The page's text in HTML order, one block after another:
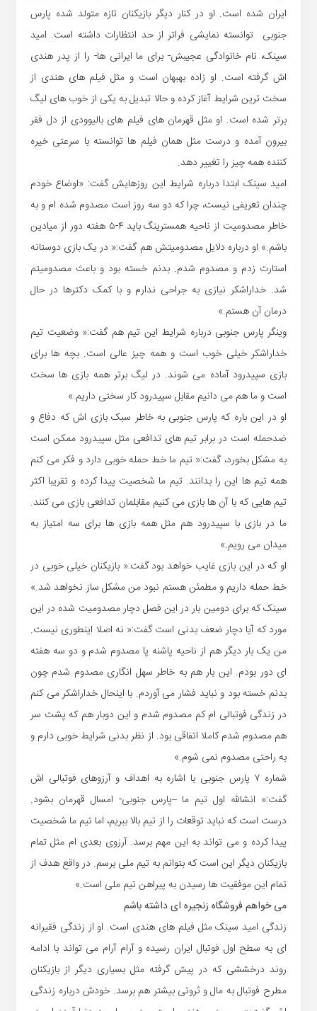
ایران شده است. او در کنار دیگر بازیکنان تازه متولد شده پارس
جنوبی توانسته نمایشی فراتر از حد انتظارات داشته است. امید
سینک، نام خانوادگی عجیبش- برای ما ایرانی ها- را از پدر هندی
اش گرفته است. او زاده بهبهان است و مثل فیلم های هندی از
سخت ترین شرایط آغاز کرده و حالا تبدیل به یکی از خوب های لیگ
برتر شده است. او مثل قهرمان های فیلم های بالیوودی از دل فقر
بیرون آمده و درست مثل همان فیلم ها توانسته با سرعتی خیره
کننده همه چیز را تغییر دهد.
امید سینک ابتدا درباره شرایط این روزهایش گفت: «اوضاع خودم
چندان تعریفی نیست، چرا که دو سه روز است مصدوم شده ام و به
خاطر مصدومیت از ناحیه همسترینگ باید ۴-۵ هفته دور از میادین
باشم.» او درباره دلایل مصدومیتش هم گفت:« در یک بازی دوستانه
استارت زدم و مصدوم شدم. بدنم خسته بود و باعث مصدومیتم
شد. خداراشکر نیازی به جراحی ندارم و با کمک دکترها در حال
درمان آن هستم.»
وینگر پارس جنوبی درباره شرایط این تیم هم گفت:« وضعیت تیم
خداراشکر خیلی خوب است و همه چیز عالی است. بچه ها برای
بازی سپیدرود آماده می شوند. در لیگ برتر همه بازی ها سخت
است و ما هم می دانیم مقابل سپیدرود کار سختی داریم.»
او در این باره که پارس جنوبی به خاطر سبک بازی اش که دفاع و
ضدحمله است در برابر تیم های تدافعی مثل سپیدرود ممکن است
به مشکل بخورد، گفت:« تیم ما خط حمله خوبی دارد و فکر می کنم
همه تیم ها این را بدانند. تیم ما شخصیت پیدا کرده و تقریبا اکثر
تیم هایی که با آن ها بازی می کنیم مقابلمان تدافعی بازی می کنند.
ما در بازی با سپیدرود هم مثل همه بازی ها برای سه امتیاز به
میدان می رویم.»
او که در این بازی غایب خواهد بود گفت:« بازیکنان خیلی خوبی در
خط حمله داریم و مطمئن هستم نبود من مشکل ساز نخواهد شد.»
سینک که برای دومین بار در این فصل دچار مصدومیت شده در این
مورد که آیا دچار ضعف بدنی است گفت:« نه اصلا اینطوری نیست.
من یک بار دیگر هم از ناحیه پاشنه پا مصدوم شدم و دو سه هفته
ای دور بودم. این بار هم به خاطر سهل انگاری مصدوم شدم چون
بدنم خسته بود و نباید فشار می آوردم. با اینحال خداراشکر می کنم
در زندگی فوتبالی ام کم مصدوم شدم و این دوبار هم که پشت سر
هم مصدوم شدم کاملا اتفاقی بود. از نظر بدنی شرایط خوبی دارم و
به راحتی مصدوم نمی شوم.»
شماره ۷ پارس جنوبی با اشاره به اهداف و آرزوهای فوتبالی اش
گفت:« انشالله اول تیم ما –پارس جنوبی- امسال قهرمان بشود.
درست است که نباید توقعات را از تیم بالا ببریم، اما تیم ما شخصیت
پیدا کرده و می تواند به این مهم برسد. آرزوی بعدی ام مثل تمام
بازیکنان دیگر این است که بتوانم به تیم ملی برسم. در واقع هدف از
تمام این موفقیت ها رسیدن به پیراهن تیم ملی است.»
می خواهم فروشگاه زنجیره ای داشته باشم
زندگی امید سینک مثل فیلم های هندی است. او از زندگی فقیرانه
ای به سطح اول فوتبال ایران رسیده و آرام آرام می تواند با ادامه
روند درخششی که در پیش گرفته مثل بسیاری دیگر از بازیکنان
مطرح فوتبال به مال و ثروتی بیشتر هم برسد. خودش درباره زندگی